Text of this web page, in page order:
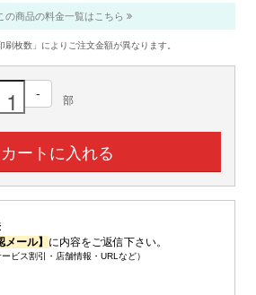
の商品の料金一覧はこちら
刷枚数」によりご注文金額が異なります。
-
部
ール】 に内容をご返信下さい。
ビス割引・店舗情報・URLなど）